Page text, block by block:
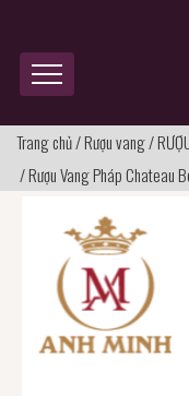
Trang chủ/Rượu vang/
/Rượu Vang Pháp Chateau